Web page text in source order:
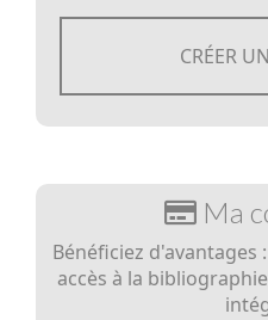
CRÉER
Ma
Bénéficiez
accès à la